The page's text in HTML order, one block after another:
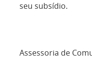
seu subsídio.
Assessoria de